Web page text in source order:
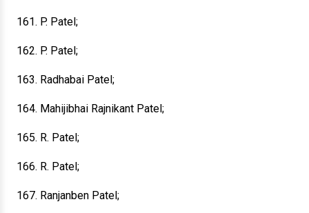
161. P. Patel;
162. P. Patel;
163. Radhabai Patel;
164. Mahijibhai Rajnikant Patel;
165. R. Patel;
166. R. Patel;
167. Ranjanben Patel;